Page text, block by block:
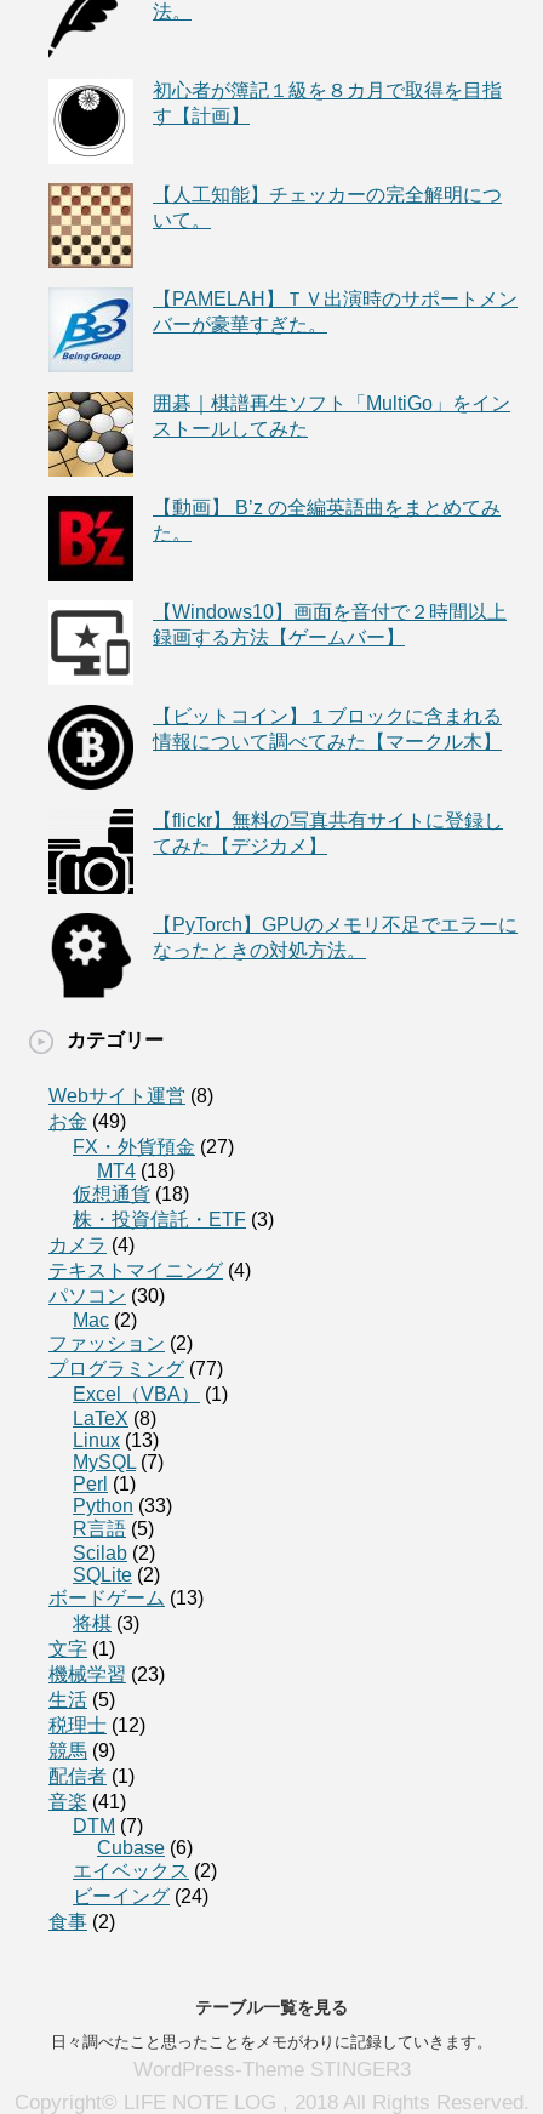
法。
初心者が簿記１級を８カ月で取得を目指
す【計画】
【人工知能】チェッカーの完全解明につ
いて。
【PAMELAH】ＴＶ出演時のサポートメン
バーが豪華すぎた。
囲碁｜棋譜再生ソフト「MultiGo」をイン
ストールしてみた
【動画】 B’z の全編英語曲をまとめてみ
た。
【Windows10】画面を音付で２時間以上
録画する方法【ゲームバー】
【ビットコイン】１ブロックに含まれる
情報について調べてみた【マークル木】
【flickr】無料の写真共有サイトに登録し
てみた【デジカメ】
【PyTorch】GPUのメモリ不足でエラーに
なったときの対処方法。
カテゴリー
Webサイト運営 (8)
お金 (49)
FX・外貨預金 (27)
MT4 (18)
仮想通貨 (18)
株・投資信託・ETF (3)
カメラ (4)
テキストマイニング (4)
パソコン (30)
Mac (2)
ファッション (2)
プログラミング (77)
Excel（VBA）
(1)
LaTeX (8)
Linux (13)
MySQL (7)
Perl (1)
Python (33)
R言語 (5)
Scilab (2)
SQLite (2)
ボードゲーム (13)
将棋 (3)
文字 (1)
機械学習 (23)
生活 (5)
税理士 (12)
競馬 (9)
配信者 (1)
音楽 (41)
DTM (7)
Cubase (6)
エイベックス (2)
ビーイング (24)
食事 (2)
テーブル一覧を見る
日々調べたこと思ったことをメモがわりに記録していきます。
WordPress-Theme STINGER3
Copyright© LIFE NOTE LOG , 2018 All Rights Reserved.